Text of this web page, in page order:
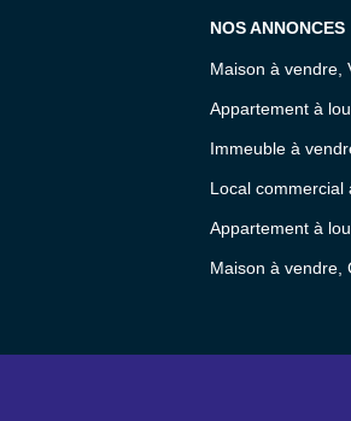
NOS ANNONCES
Maison à vendre,
Appartement à
Immeuble à
Local commercial
Appartement à
Maison à vendre,